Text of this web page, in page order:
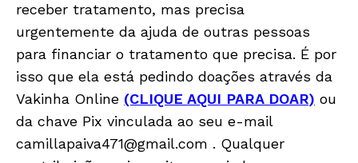
receber tratamento, mas precisa
urgentemente da ajuda de outras pessoas
para financiar o tratamento que precisa. É por
isso que ela está pedindo doações através da
Vakinha Online (CLIQUE AQUI PARA DOAR) ou
da chave Pix vinculada ao seu e-mail
camillapaiva471@gmail.com . Qualquer